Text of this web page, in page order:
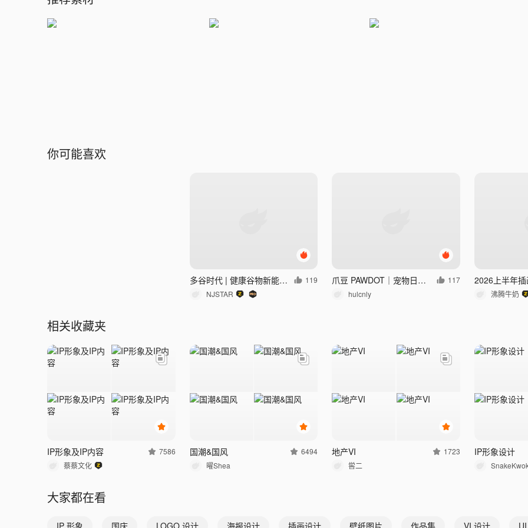
你可能喜欢
多谷时代 | 健康谷物新能量系列包装设计
119
NJSTAR
爪豆 PAWDOT｜宠物日常组合礼盒包装设计
117
hulcnly
2026上半年
沸腾牛奶
相关收藏夹
IP形象及IP内容
7586
蔡蔡文化
国潮&国风
6494
曜Shea
地产VI
1723
喾二
IP形象设计
大家都在看
IP 形象 国庆 LOGO 设计 海报设计 插画设计 壁纸图片 作品集 VI 设计